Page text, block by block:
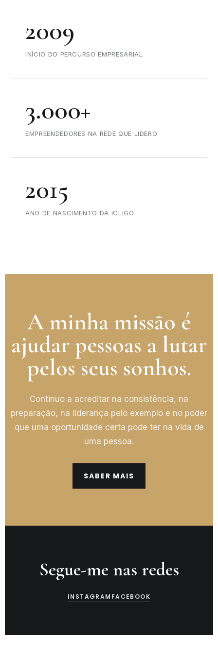
2009
INÍCIO DO PERCURSO EMPRESARIAL
3.000+
EMPREENDEDORES NA REDE QUE LIDERO
2015
ANO DE NASCIMENTO DA ICLIGO
A minha missão é
ajudar pessoas a lutar
pelos seus sonhos.
Continuo a acreditar na consistência, na
preparação, na liderança pelo exemplo e no poder
que uma oportunidade certa pode ter na vida de
uma pessoa.
SABER MAIS
Segue-me nas redes
INSTAGRAM FACEBOOK